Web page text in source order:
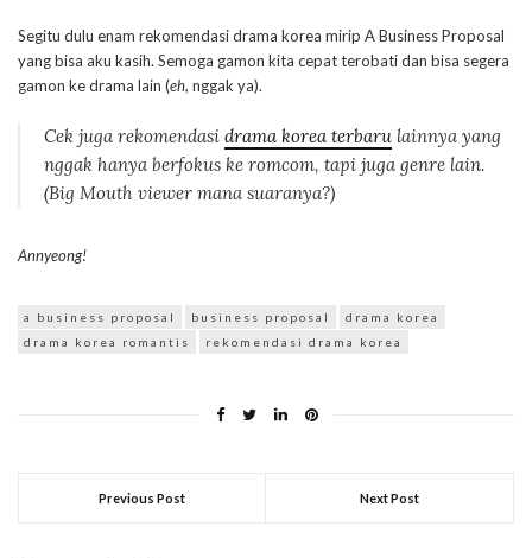
Segitu dulu enam rekomendasi drama korea mirip A Business Proposal
yang bisa aku kasih. Semoga gamon kita cepat terobati dan bisa segera
gamon ke drama lain (eh, nggak ya).
Cek juga rekomendasi drama korea terbaru lainnya yang
nggak hanya berfokus ke romcom, tapi juga genre lain.
(Big Mouth viewer mana suaranya?)
Annyeong!
a business proposal business proposal
drama korea
drama korea romantis
rekomendasi drama korea
Previous Post Next Post